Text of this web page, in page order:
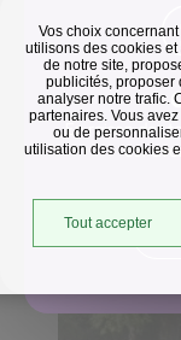
Vos choix
utilisons des cookies
de notre site,
publicités, proposer
analyser notre trafic.
partenaires. Vous
ou de
utilisation des cookies
Tout accepter
En raison des
est
Horaires de